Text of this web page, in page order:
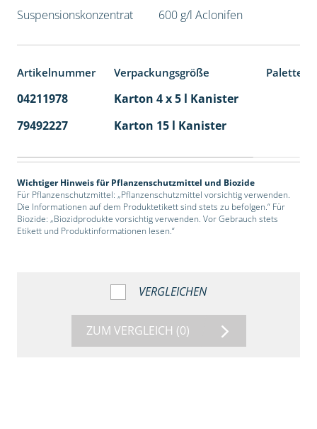
Suspensionskonzentrat 600 g/l Aclonifen
Artikelnummer Verpackungsgröße
04211978 Karton 4 x 5 l Kanister
79492227
Karton 15 l Kanister
Wichtiger Hinweis für Pflanzenschutzmittel und Biozide
Für Pflanzenschutzmittel: „Pflanzenschutzmittel vorsichtig verwenden.
Die Informationen auf dem Produktetikett sind stets zu befolgen.“ Für
Biozide: „Biozidprodukte vorsichtig verwenden. Vor Gebrauch stets
Etikett und Produktinformationen lesen.“
VERGLEICHEN
ZUM VERGLEICH (0)